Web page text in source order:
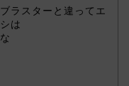
ラスターと違ってエ
は